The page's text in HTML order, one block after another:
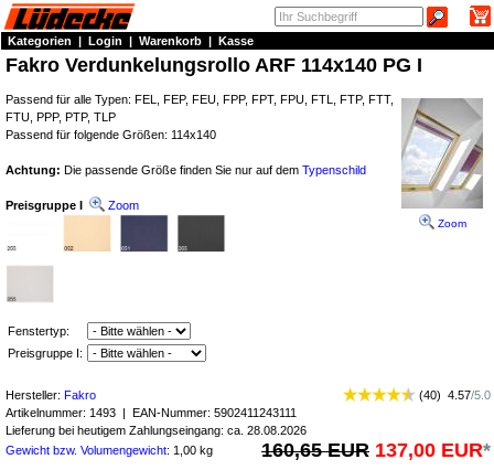
Kategorien | Login | Warenkorb | Kasse
Fakro Verdunkelungsrollo ARF 114x140 PG I
Zoom
Passend für alle Typen: FEL, FEP, FEU, FPP, FPT, FPU, FTL, FTP, FTT,
FTU, PPP, PTP, TLP
Passend für folgende Größen: 114x140
Achtung: Die passende Größe finden Sie nur auf dem Typenschild
Preisgruppe I Zoom
Fenstertyp:
Preisgruppe I:
Hersteller: Fakro (40) 4.57/5.0
Artikelnummer: 1493 | EAN-Nummer: 5902411243111
Lieferung bei heutigem Zahlungseingang: ca. 28.08.2026
Gewicht bzw. Volumengewicht: 1,00 kg 160,65 EUR 137,00 EUR*